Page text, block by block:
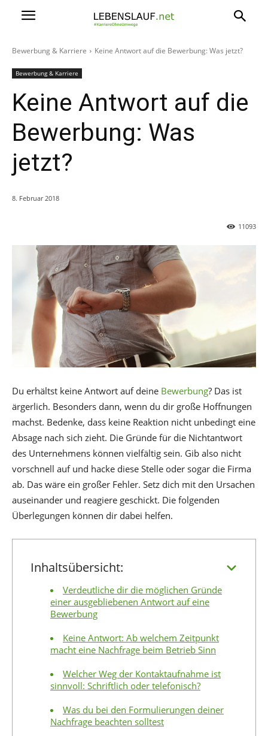
Bewerbung & Karriere Keine Antwort auf die Bewerbung: Was jetzt?
Bewerbung & Karriere
Keine Antwort auf die
Bewerbung: Was
jetzt?
8. Februar 2018
11093
Du erhältst keine Antwort auf deine Bewerbung? Das ist
ärgerlich. Besonders dann, wenn du dir große Hoffnungen
machst. Bedenke, dass keine Reaktion nicht unbedingt eine
Absage nach sich zieht. Die Gründe für die Nichtantwort
des Unternehmens können vielfältig sein. Gib also nicht
vorschnell auf und hacke diese Stelle oder sogar die Firma
ab. Das wäre ein großer Fehler. Setz dich mit den Ursachen
auseinander und reagiere geschickt. Die folgenden
Überlegungen können dir dabei helfen.
Inhaltsübersicht:
Verdeutliche dir die möglichen Gründe
einer ausgebliebenen Antwort auf eine
Bewerbung
Keine Antwort: Ab welchem Zeitpunkt
macht eine Nachfrage beim Betrieb Sinn
Welcher Weg der Kontaktaufnahme ist
sinnvoll: Schriftlich oder telefonisch?
Was du bei den Formulierungen deiner
Nachfrage beachten solltest